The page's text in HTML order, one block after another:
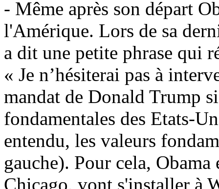
- Même après son départ
l'Amérique. Lors de sa
a dit une petite phrase qui
« Je n’hésiterai pas à
mandat de Donald Trump
fondamentales des Etats-
entendu, les valeurs
gauche). Pour cela, Obama
Chicago, vont s'installer à